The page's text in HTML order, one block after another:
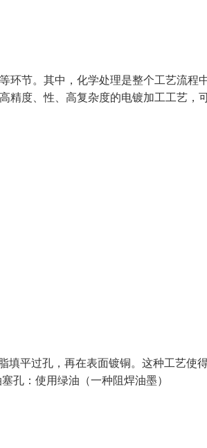
环节。其中，化学处理是整个工艺流程
精度、性、高复杂度的电镀加工工艺，
填平过孔，再在表面镀铜。这种工艺使
孔：使用绿油（一种阻焊油墨）